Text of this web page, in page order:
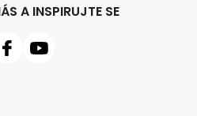
A INSPIRUJTE SE